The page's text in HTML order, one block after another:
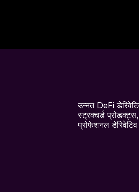
उन्नत DeFi
स्ट्रक्चर्ड
प्रोफेशनल